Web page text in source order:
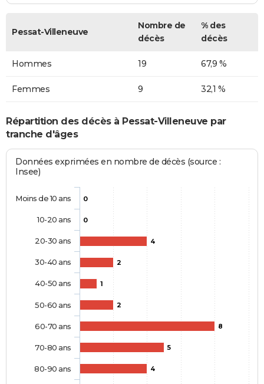
Pessat-Villeneuve
Nombre de
décès
% des
décès
Hommes 19 67,9 %
Femmes 9 32,1 %
Répartition des décès à Pessat-Villeneuve par
tranche d'âges
Données exprimées en nombre de décès (source :
Insee)
0
0
4
2
1
2
8
5
4
Moins de 10 ans
10-20 ans
20-30 ans
30-40 ans
40-50 ans
50-60 ans
60-70 ans
70-80 ans
80-90 ans